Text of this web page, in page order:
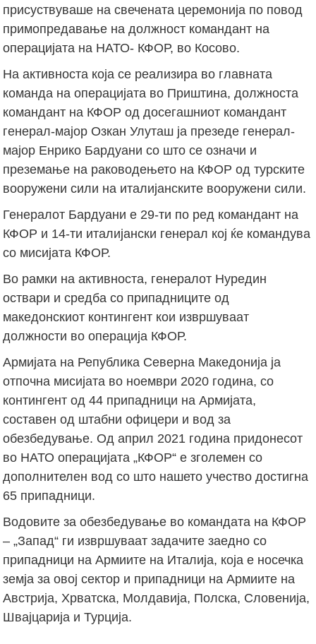
присуствуваше на свечената церемонија по повод
примопредавање на должност командант на
операцијата на НАТО- КФОР, во Косово.
На активноста која се реализира во главната
команда на операцијата во Приштина, должноста
командант на КФОР од досегашниот командант
генерал-мајор Озкан Улуташ ја презеде генерал-
мајор Енрико Бардуани со што се означи и
преземање на раководењето на КФОР од турските
вооружени сили на италијанските вооружени сили.
Генералот Бардуани е 29-ти по ред командант на
КФОР и 14-ти италијански генерал кој ќе командува
со мисијата КФОР.
Во рамки на активноста, генералот Нуредин
оствари и средба со припадниците од
македонскиот контингент кои извршуваат
должности во операција КФОР.
Армијата на Република Северна Македонија ја
отпочна мисијата во ноември 2020 година, со
контингент од 44 припадници на Армијата,
составен од штабни офицери и вод за
обезбедување. Од април 2021 година придонесот
во НАТО операцијата „КФОР“ е зголемен со
дополнителен вод со што нашето учество достигна
65 припадници.
Водовите за обезбедување во командата на КФОР
– „Запад“ ги извршуваат задачите заедно со
припадници на Армиите на Италија, која е носечка
земја за овој сектор и припадници на Армиите на
Австрија, Хрватска, Молдавија, Полска, Словенија,
Швајцарија и Турција.